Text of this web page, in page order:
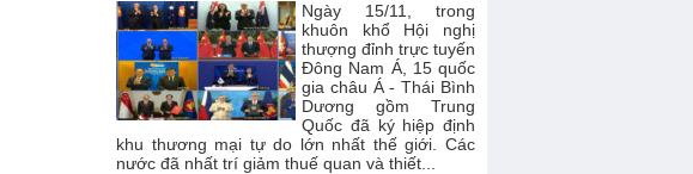
Ngày 15/11, trong
khuôn khổ Hội nghị
thượng đỉnh trực tuyến
Đông Nam Á, 15 quốc
gia châu Á - Thái Bình
Dương gồm Trung
Quốc đã ký hiệp định
khu thương mại tự do lớn nhất thế giới. Các
nước đã nhất trí giảm thuế quan và thiết...